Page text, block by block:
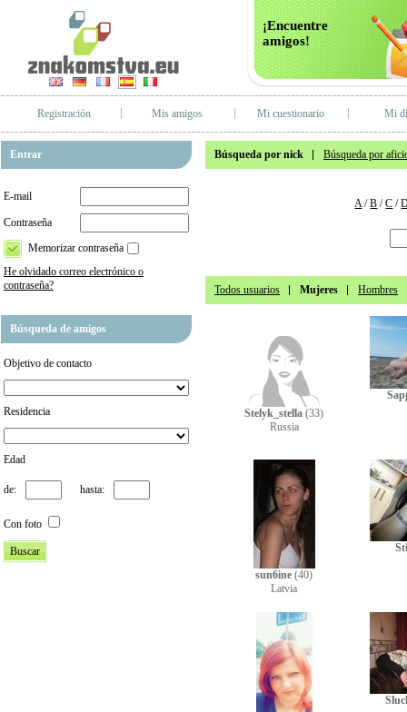
¡Encuentre
amigos!
Registración Mis amigos Mi cuestionario Mi
Entrar
E-mail
Contraseña
Memorizar contraseña
He olvidado correo electrónico o
contraseña?
Búsqueda de amigos
Objetivo de contacto
Residencia
Edad
de: hasta:
Con foto
Búsqueda por nick Búsqueda por
A/B /C /
Todos usuarios Mujeres Hombres
Stelyk_stella (33)
Russia
sun6ine (40)
Latvia